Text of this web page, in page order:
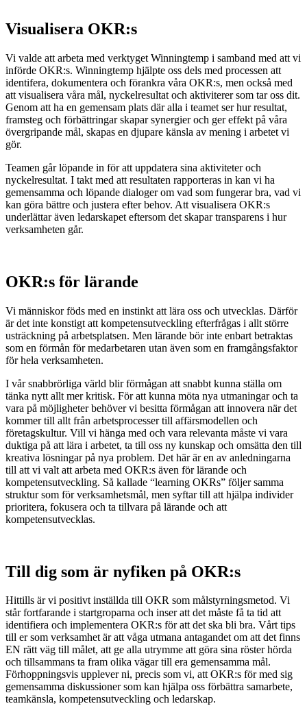
Visualisera OKR:s
Vi valde att arbeta med verktyget Winningtemp i samband med att vi
införde OKR:s. Winningtemp hjälpte oss dels med processen att
identifera, dokumentera och förankra våra OKR:s, men också med
att visualisera våra mål, nyckelresultat och aktiviterer som tar oss dit.
Genom att ha en gemensam plats där alla i teamet ser hur resultat,
framsteg och förbättringar skapar synergier och ger effekt på våra
övergripande mål, skapas en djupare känsla av mening i arbetet vi
gör.
Teamen går löpande in för att uppdatera sina aktiviteter och
nyckelresultat. I takt med att resultaten rapporteras in kan vi ha
gemensamma och löpande dialoger om vad som fungerar bra, vad vi
kan göra bättre och justera efter behov. Att visualisera OKR:s
underlättar även ledarskapet eftersom det skapar transparens i hur
verksamheten går.
OKR:s för lärande
Vi människor föds med en instinkt att lära oss och utvecklas. Därför
är det inte konstigt att kompetensutveckling efterfrågas i allt större
usträckning på arbetsplatsen. Men lärande bör inte enbart betraktas
som en förmån för medarbetaren utan även som en framgångsfaktor
för hela verksamheten.
I vår snabbrörliga värld blir förmågan att snabbt kunna ställa om
tänka nytt allt mer kritisk. För att kunna möta nya utmaningar och ta
vara på möjligheter behöver vi besitta förmågan att innovera när det
kommer till allt från arbetsprocesser till affärsmodellen och
företagskultur. Vill vi hänga med och vara relevanta måste vi vara
duktiga på att lära i arbetet, ta till oss ny kunskap och omsätta den till
kreativa lösningar på nya problem. Det här är en av anledningarna
till att vi valt att arbeta med OKR:s även för lärande och
kompetensutveckling. Så kallade “learning OKRs” följer samma
struktur som för verksamhetsmål, men syftar till att hjälpa individer
prioritera, fokusera och ta tillvara på lärande och att
kompetensutvecklas.
Till dig som är nyfiken på OKR:s
Hittills är vi positivt inställda till OKR som målstyrningsmetod. Vi
står fortfarande i startgroparna och inser att det måste få ta tid att
identifiera och implementera OKR:s för att det ska bli bra. Vårt tips
till er som verksamhet är att våga utmana antagandet om att det finns
EN rätt väg till målet, att ge alla utrymme att göra sina röster hörda
och tillsammans ta fram olika vägar till era gemensamma mål.
Förhoppningsvis upplever ni, precis som vi, att OKR:s för med sig
gemensamma diskussioner som kan hjälpa oss förbättra samarbete,
teamkänsla, kompetensutveckling och ledarskap.